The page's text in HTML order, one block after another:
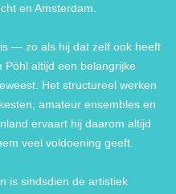
en Amsterdam.
— zo als hij dat zelf ook heeft
altijd een belangrijke
Het structureel werken
amateur ensembles en
ervaart hij daarom altijd
veel voldoening geeft.
is sindsdien de artistiek